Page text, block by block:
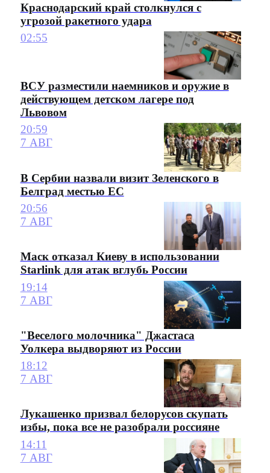
Краснодарский край столкнулся с
угрозой ракетного удара
02:55
ВСУ разместили наемников и оружие в
действующем детском лагере под
Львовом
20:59
7 АВГ
В Сербии назвали визит Зеленского в
Белград местью ЕС
20:56
7 АВГ
Маск отказал Киеву в использовании
Starlink для атак вглубь России
19:14
7 АВГ
"Веселого молочника" Джастаса
Уолкера выдворяют из России
18:12
7 АВГ
Лукашенко призвал белорусов скупать
избы, пока все не разобрали россияне
14:11
7 АВГ